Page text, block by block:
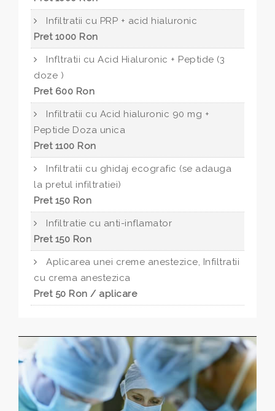
Infiltratii cu PRP + acid hialuronic
Pret 1000 Ron
Infltratii cu Acid Hialuronic + Peptide (3
doze )
Pret 600 Ron
Infiltratii cu Acid hialuronic 90 mg +
Peptide Doza unica
Pret 1100 Ron
Infiltratii cu ghidaj ecografic (se adauga
la pretul infiltratiei)
Pret 150 Ron
Infiltratie cu anti-inflamator
Pret 150 Ron
Aplicarea unei creme anestezice, Infiltratii
cu crema anestezica
Pret 50 Ron / aplicare